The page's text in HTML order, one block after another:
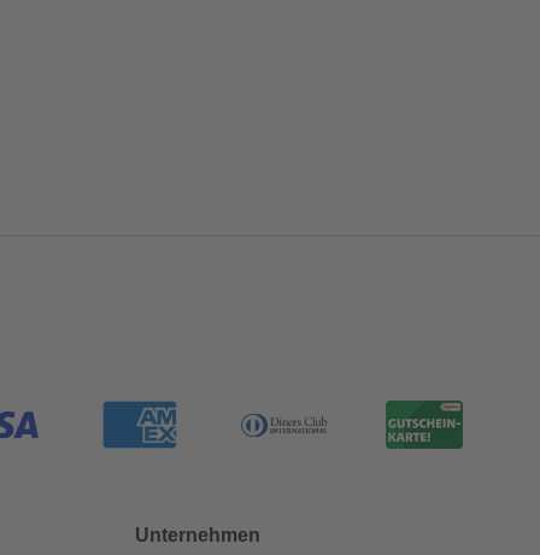
Unternehmen